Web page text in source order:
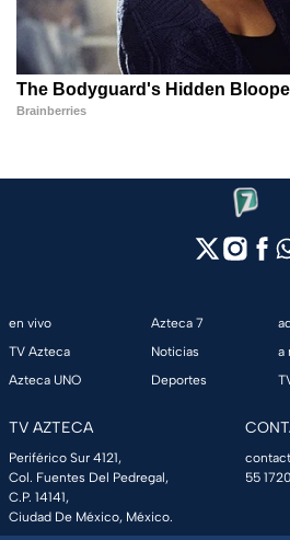
en vivo
TV Azteca
Azteca UNO
Azteca 7
Noticias
Deportes
a
TV AZTECA
Periférico Sur 4121,
Col. Fuentes Del Pedregal,
C.P. 14141,
Ciudad De México, México.
55